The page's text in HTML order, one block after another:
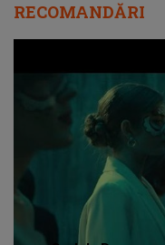
RECOMANDĂRI